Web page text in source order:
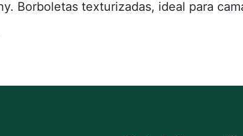
Borboletas texturizadas, ideal para